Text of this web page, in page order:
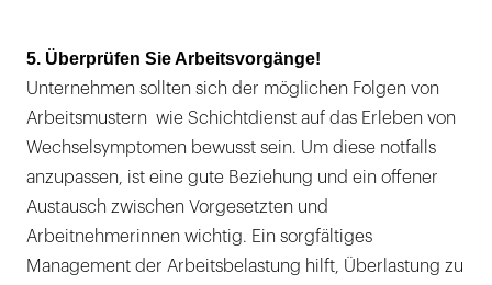
5. Überprüfen Sie Arbeitsvorgänge!
Unternehmen sollten sich der möglichen Folgen von
Arbeitsmustern wie Schichtdienst auf das Erleben von
Wechselsymptomen bewusst sein. Um diese notfalls
anzupassen, ist eine gute Beziehung und ein offener
Austausch zwischen Vorgesetzten und
Arbeitnehmerinnen wichtig. Ein sorgfältiges
Management der Arbeitsbelastung hilft, Überlastung zu